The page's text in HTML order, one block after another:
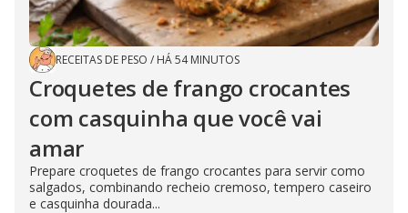
RECEITAS DE PESO / HÁ 54 MINUTOS
Croquetes de frango crocantes
com casquinha que você vai
amar
Prepare croquetes de frango crocantes para servir como
salgados, combinando recheio cremoso, tempero caseiro
e casquinha dourada...